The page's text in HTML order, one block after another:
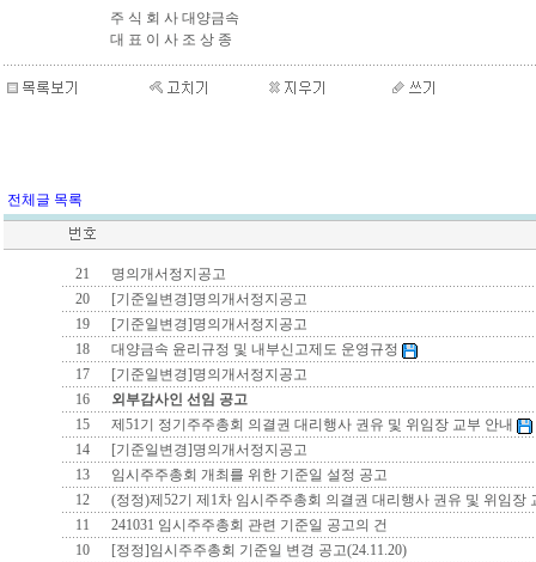
주 식 회 사 대양금속
대 표 이 사 조 상 종
전체글 목록
21
명의개서정지공고
20
[기준일변경]명의개서정지공고
19
[기준일변경]명의개서정지공고
18
대양금속 윤리규정 및 내부신고제도 운영규정
17
[기준일변경]명의개서정지공고
16
외부감사인 선임 공고
15
제51기 정기주주총회 의결권 대리행사 권유 및 위임장 교부 안내
14
[기준일변경]명의개서정지공고
13
임시주주총회 개최를 위한 기준일 설정 공고
12
(정정)제52기 제1차 임시주주총회 의결권 대리행사 권유 및 위임장
11
241031 임시주주총회 관련 기준일 공고의 건
10
[정정]임시주주총회 기준일 변경 공고(24.11.20)